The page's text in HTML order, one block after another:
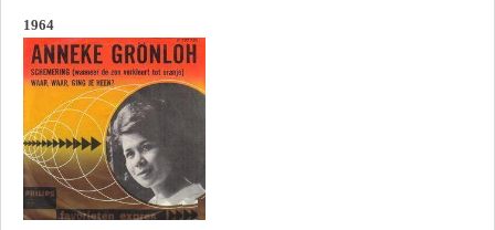
1964